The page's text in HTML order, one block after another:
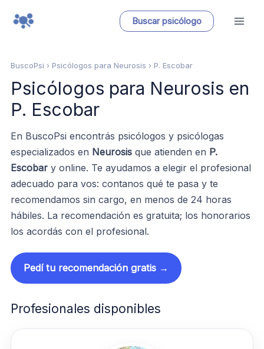
Buscar psicólogo
BuscoPsi › Psicólogos para Neurosis › P. Escobar
Psicólogos para Neurosis en
P. Escobar
En BuscoPsi encontrás psicólogos y psicólogas
especializados en Neurosis que atienden en P.
Escobar y online. Te ayudamos a elegir el profesional
adecuado para vos: contanos qué te pasa y te
recomendamos sin cargo, en menos de 24 horas
hábiles. La recomendación es gratuita; los honorarios
los acordás con el profesional.
Pedí tu recomendación gratis →
Profesionales disponibles